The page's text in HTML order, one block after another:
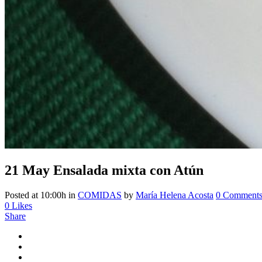
21 May Ensalada mixta con Atún
Posted at 10:00h in COMIDAS by María Helena Acosta 0 Comments
0 Likes
Share